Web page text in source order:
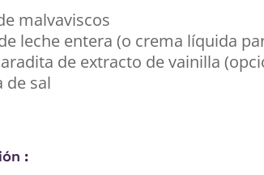
malvaviscos
leche entera (o crema líquida
de extracto de vainilla
de sal
: